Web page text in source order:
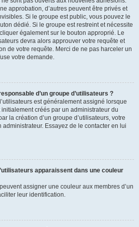
approbation, d’autres peuvent être privés et
Si le groupe est public, vous pouvez le
dédié. Si le groupe est restreint et nécessite
également sur le bouton approprié. Le
devra alors approuver votre requête et
de votre requête. Merci de ne pas harceler un
votre demande.
d’un groupe d’utilisateurs ?
est généralement assigné lorsque
initialement créés par un administrateur du
la création d’un groupe d’utilisateurs, votre
Essayez de le contacter en lui
apparaissent dans une couleur
assigner une couleur aux membres d’un
leur identification.